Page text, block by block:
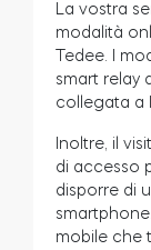
La vostra
modalità
Tedee. I
smart relay
collegata a
Inoltre, il
di accesso
disporre di
mobile che